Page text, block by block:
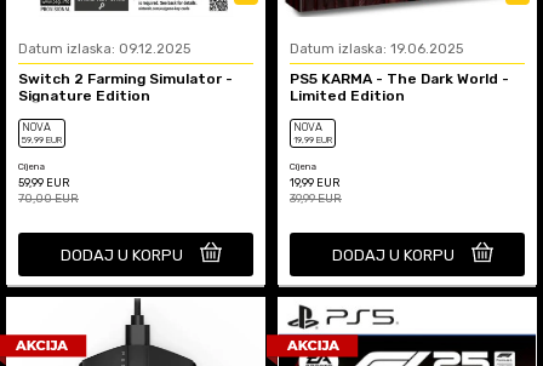
Datum izlaska: 09.12.2025
Switch 2 Farming Simulator -
Signature Edition
NOVA
59,99 EUR
Cijena
59,99 EUR
70,00EUR
DODAJ U KORPU
Datum izlaska: 19.06.2025
PS5 KARMA - The Dark World -
Limited Edition
NOVA
19,99 EUR
Cijena
19,99 EUR
39,99EUR
DODAJ U KORPU